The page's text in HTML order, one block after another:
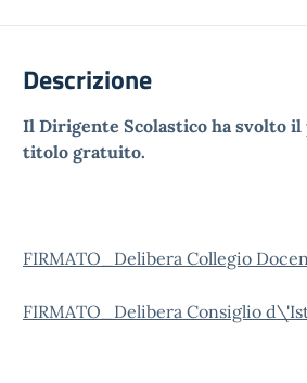
Descrizione
Il Dirigente Scolastico ha svolto
titolo gratuito.
FIRMATO_Delibera Collegio
FIRMATO_Delibera Consiglio